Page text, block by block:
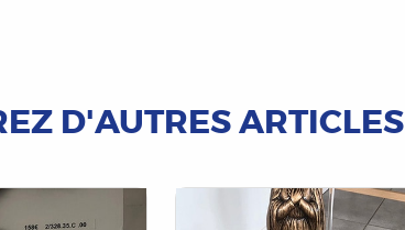
D'AUTRES ARTICLES